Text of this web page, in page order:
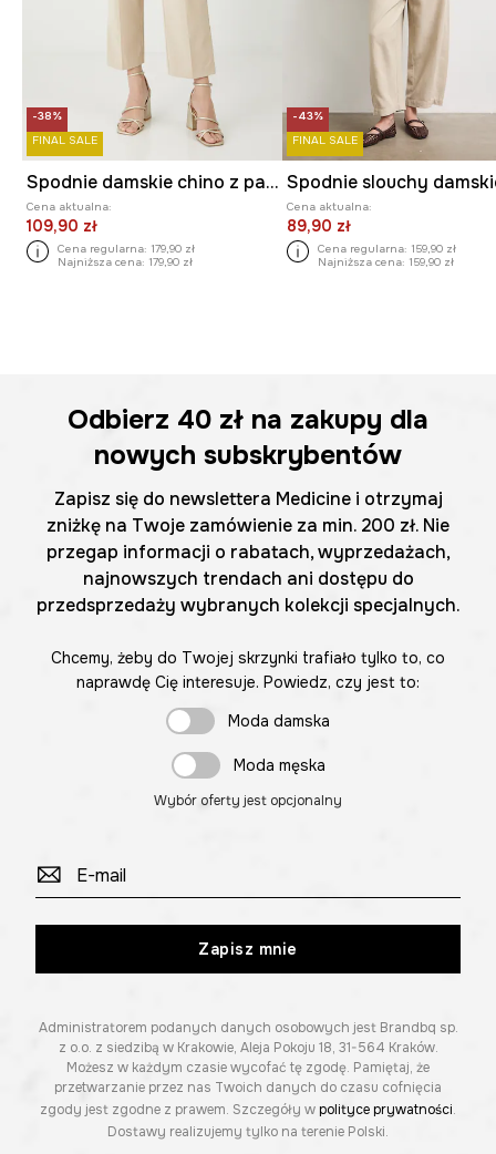
-38%
FINAL SALE
Spodnie damskie chino z paskiem gładkie
Cena aktualna:
109,90 zł
Cena regularna: 179,90 zł
Najniższa cena: 179,90 zł
-43%
FINAL SALE
Cena aktualna:
89,90 zł
Cena regularna: 159,90 zł
Najniższa cena: 159,90 zł
Odbierz 40 zł na zakupy dla
nowych subskrybentów
Zapisz się do newslettera Medicine i otrzymaj
zniżkę na Twoje zamówienie za min. 200 zł. Nie
przegap informacji o rabatach, wyprzedażach,
najnowszych trendach ani dostępu do
przedsprzedaży wybranych kolekcji specjalnych.
Chcemy, żeby do Twojej skrzynki trafiało tylko to, co
naprawdę Cię interesuje. Powiedz, czy jest to:
Moda damska
Moda męska
Wybór oferty jest opcjonalny
Zapisz mnie
Administratorem podanych danych osobowych jest Brandbq sp.
z o.o. z siedzibą w Krakowie, Aleja Pokoju 18, 31-564 Kraków.
Możesz w każdym czasie wycofać tę zgodę. Pamiętaj, że
przetwarzanie przez nas Twoich danych do czasu cofnięcia
zgody jest zgodne z prawem. Szczegóły wpolityce prywatności.
Dostawy realizujemy tylko na terenie Polski.